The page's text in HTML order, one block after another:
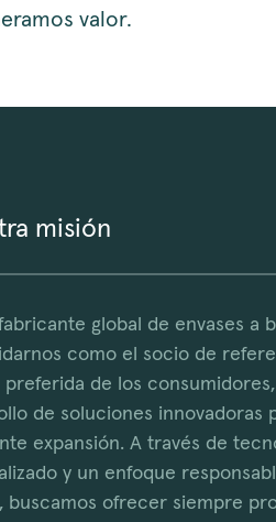
valor.
misión
global de envases a
como el socio de
preferida de los
de soluciones innovadoras
expansión. A través de
y un enfoque
buscamos ofrecer siempre